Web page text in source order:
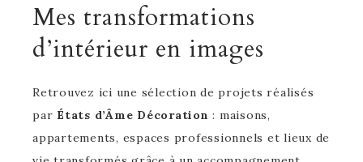
Mes transformations
d’intérieur en images
Retrouvez ici une sélection de projets réalisés
par États d’Âme Décoration : maisons,
appartements, espaces professionnels et lieux de